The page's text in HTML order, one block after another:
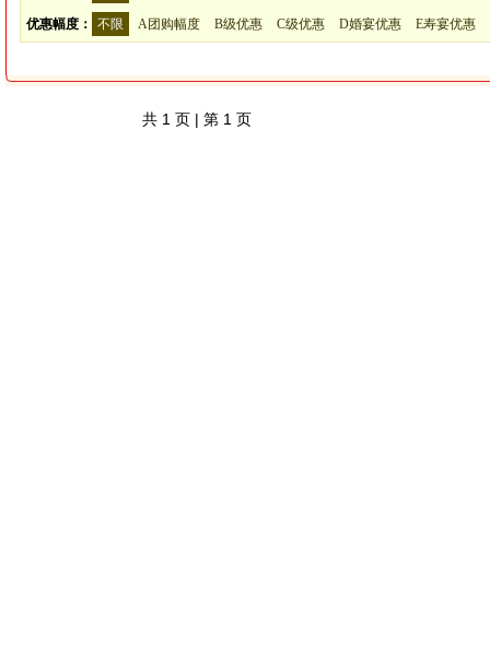
优惠幅度： 不限 A团购幅度 B级优惠 C级优惠 D婚宴优惠 E寿宴优惠
共 1 页 | 第 1 页